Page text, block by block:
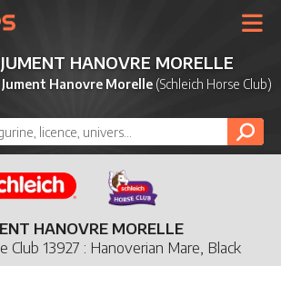
UNIVERS
LICENCES
NOUVEAUTÉS
DERNIERS AJOUTS
HANOVRE MORELLE
Jument Hanovre Morelle (Schleich Horse Club)
HANOVRE MORELLE
Club 13927 : Hanoverian Mare, Black